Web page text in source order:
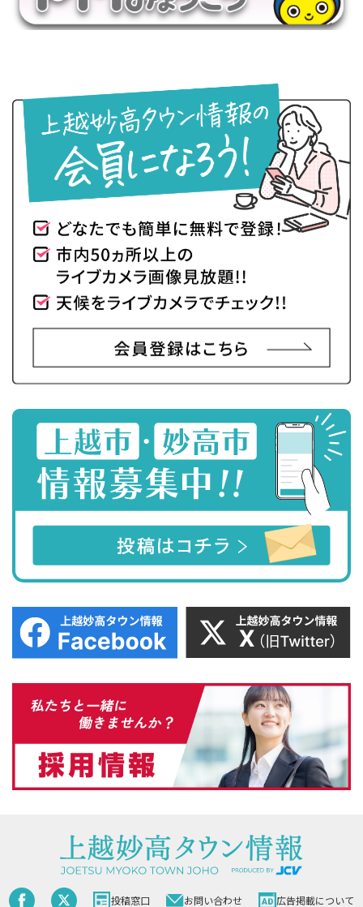
投稿窓口 お問い合わせ 広告掲載について